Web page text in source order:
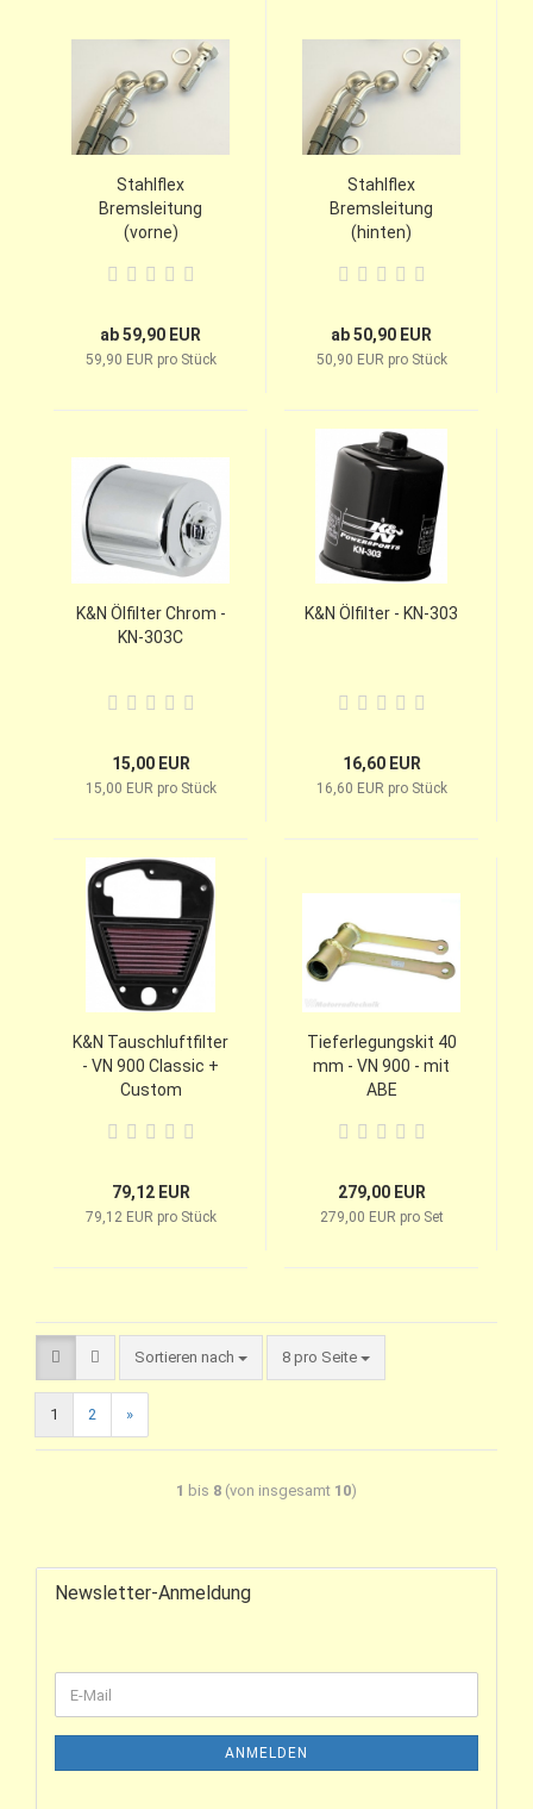
Stahlflex
Bremsleitung
(vorne)
ab 59,90 EUR
59,90 EUR pro Stück
Stahlflex
Bremsleitung
(hinten)
ab 50,90 EUR
50,90 EUR pro Stück
K&N Ölfilter Chrom -
KN-303C
15,00 EUR
15,00 EUR pro Stück
K&N Ölfilter - KN-303
16,60 EUR
16,60 EUR pro Stück
K&N Tauschluftfilter
- VN 900 Classic +
Custom
79,12 EUR
79,12 EUR pro Stück
Tieferlegungskit 40
mm - VN 900 - mit
ABE
279,00 EUR
279,00 EUR pro Set
Sortieren nach 8 pro Seite
1 2 »
1 bis 8 (von insgesamt 10)
Newsletter-Anmeldung
ANMELDEN